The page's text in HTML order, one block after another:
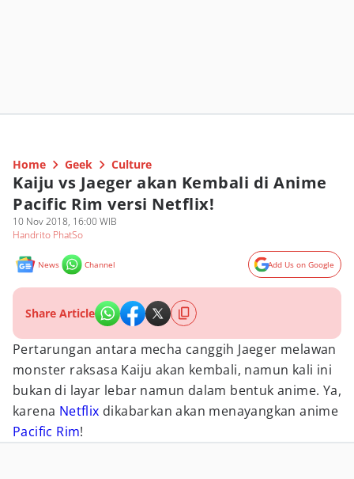
Home Geek Culture
Kaiju vs Jaeger akan Kembali di Anime
Pacific Rim versi Netflix!
10 Nov 2018, 16:00 WIB
Handrito PhatSo
News Channel Add Us on Google
Share Article
Pertarungan antara mecha canggih Jaeger melawan
monster raksasa Kaiju akan kembali, namun kali ini
bukan di layar lebar namun dalam bentuk anime. Ya,
karena Netflix dikabarkan akan menayangkan anime
Pacific Rim!